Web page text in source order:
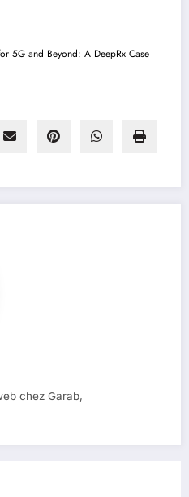
5G and Beyond: A DeepRx Case
chez Garab,